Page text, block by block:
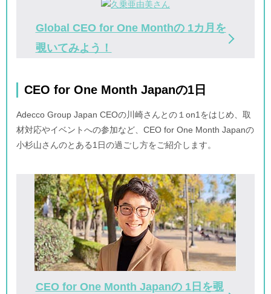
Global CEO for One Monthの 1カ月を
覗いてみよう！
CEO for One Month Japanの1日
Adecco Group Japan CEOの川崎さんとの１on1をはじめ、取
材対応やイベントへの参加など、CEO for One Month Japanの
小杉山さんのとある1日の過ごし方をご紹介します。
CEO for One Month Japanの 1日を覗